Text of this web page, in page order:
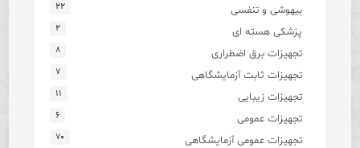
بیهوشی و تنفسی ۲۲
پزشکی هسته ای ۲
تجهیزات برق اضطراری ۸
تجهیزات ثابت آزمایشگاهی ۷
تجهیزات زیبایی ۱۱
تجهیزات عمومی ۶
تجهیزات عمومی آزمایشگاهی ۷۰